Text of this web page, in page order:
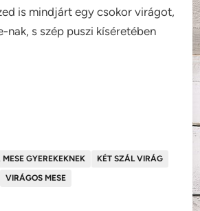
is mindjárt egy csokor virágot,
nak, s szép puszi kíséretében
GYEREKEKNEK
KÉT SZÁL VIRÁG
VIRÁGOS MESE